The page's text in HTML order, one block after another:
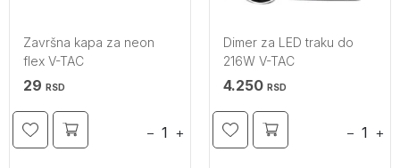
Završna kapa za neon
flex V-TAC
29 RSD
− +
Dimer za LED traku do
216W V-TAC
4.250 RSD
− +